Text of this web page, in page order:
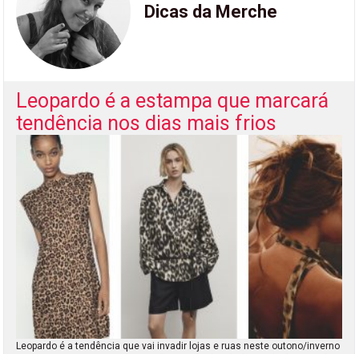
Dicas da Merche
Leopardo é a estampa que marcará
tendência nos dias mais frios
Leopardo é a tendência que vai invadir lojas e ruas neste outono/inverno